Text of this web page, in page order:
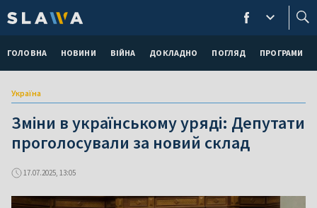
ГОЛОВНА НОВИНИ ВІЙНА ДОКЛАДНО ПОГЛЯД ПРОГРАМИ
Україна
Зміни в українському уряді: Депутати
проголосували за новий склад
17.07.2025, 13:05